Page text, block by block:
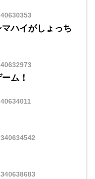
ハイがしょっち
ム！